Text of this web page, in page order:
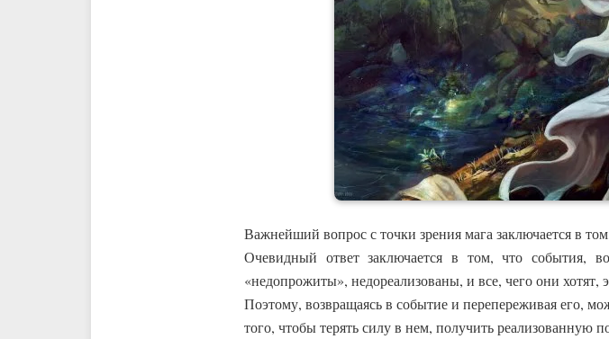
Важнейший вопрос с точки зрения мага заключается в
Очевидный ответ заключается в том, что события,
«недопрожиты», недореализованы, и все, чего они хотят,
Поэтому, возвращаясь в событие и перепереживая его,
того, чтобы терять силу в нем, получить реализованную